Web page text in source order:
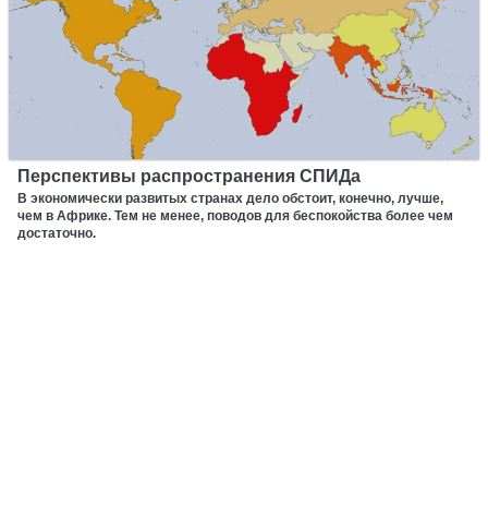
Перспективы распространения СПИДа
В экономически развитых странах дело обстоит, конечно, лучше,
чем в Африке. Тем не менее, поводов для беспокойства более чем
достаточно.